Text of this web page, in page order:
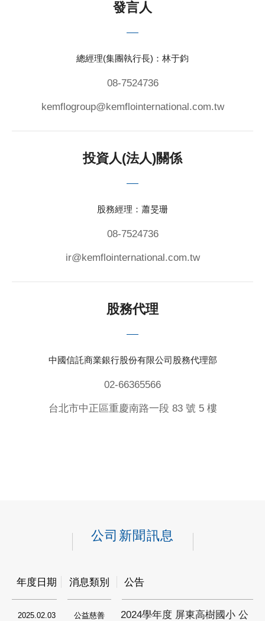
發言人
總經理(集團執行長)：林于鈞
08-7524736
kemflogroup@kemflointernational.com.tw
投資人(法人)關係
股務經理：蕭旻珊
08-7524736
ir@kemflointernational.com.tw
股務代理
中國信託商業銀行股份有限公司股務代理部
02-66365566
台北市中正區重慶南路一段 83 號 5 樓
公司新聞訊息
年度日期 消息類別 公告
2025.02.03 公益慈善
2024學年度 屏東高樹國小 公